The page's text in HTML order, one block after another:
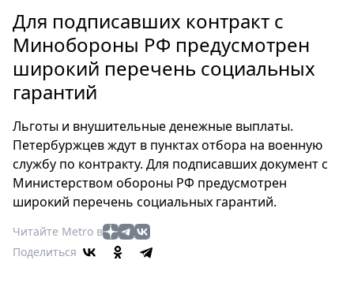
Россия
Мир
Здоровье
Еда
Мода
Театр
Кино
Афиша
Книги
Выставки
Пресс-
Для подписавших контракт с
Минобороны РФ предусмотрен
широкий перечень социальных
гарантий
Льготы и внушительные денежные выплаты.
Петербуржцев ждут в пунктах отбора на военную
службу по контракту. Для подписавших документ с
Министерством обороны РФ предусмотрен
широкий перечень социальных гарантий.
Читайте Metro в
Поделиться